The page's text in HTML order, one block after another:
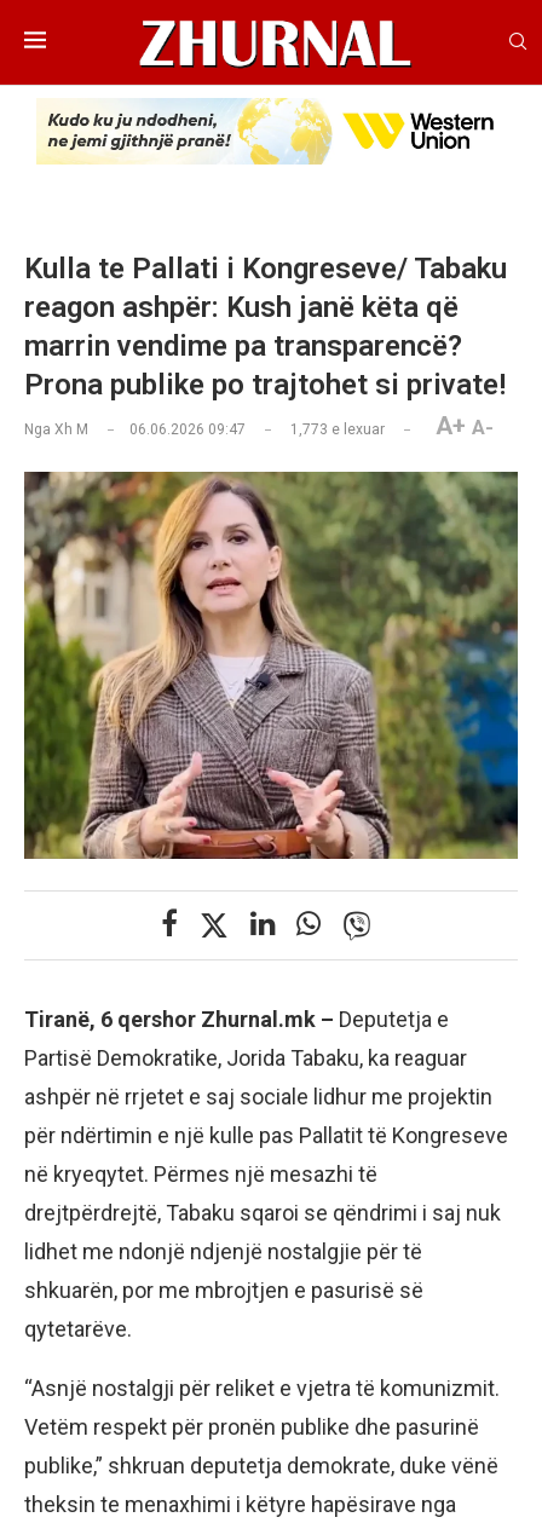
Kulla te Pallati i Kongreseve/ Tabaku
reagon ashpër: Kush janë këta që
marrin vendime pa transparencë?
Prona publike po trajtohet si private!
Nga Xh M 06.06.2026 09:47 1,773 e lexuar A+ A-
Tiranë, 6 qershor Zhurnal.mk – Deputetja e
Partisë Demokratike, Jorida Tabaku, ka reaguar
ashpër në rrjetet e saj sociale lidhur me projektin
për ndërtimin e një kulle pas Pallatit të Kongreseve
në kryeqytet. Përmes një mesazhi të
drejtpërdrejtë, Tabaku sqaroi se qëndrimi i saj nuk
lidhet me ndonjë ndjenjë nostalgjie për të
shkuarën, por me mbrojtjen e pasurisë së
qytetarëve.
“Asnjë nostalgji për reliket e vjetra të komunizmit.
Vetëm respekt për pronën publike dhe pasurinë
publike,” shkruan deputetja demokrate, duke vënë
theksin te menaxhimi i këtyre hapësirave nga